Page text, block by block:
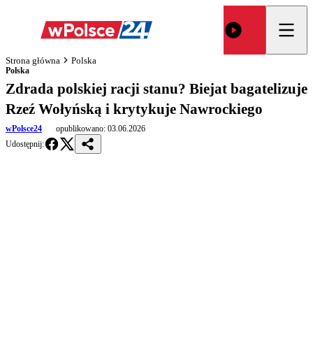
Strona główna Polska
Polska
Zdrada polskiej racji stanu? Biejat bagatelizuje
Rzeź Wołyńską i krytykuje Nawrockiego
wPolsce24 opublikowano: 03.06.2026
Udostępnij: